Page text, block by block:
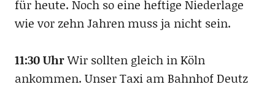
für heute. Noch so eine heftige Niederlage
wie vor zehn Jahren muss ja nicht sein.
11:30 UhrWir sollten gleich in Köln
ankommen. Unser Taxi am Bahnhof Deutz